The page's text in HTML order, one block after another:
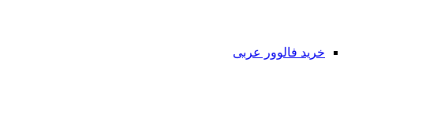
خرید فالوور عربی